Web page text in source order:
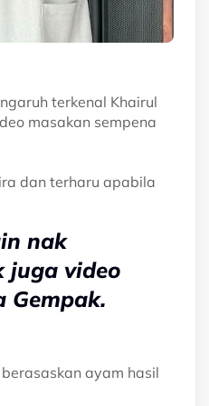
terkenal Khairul
masakan sempena
dan terharu apabila
nak
juga video
Gempak.
ayam hasil